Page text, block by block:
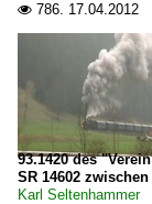
 786. 17.04.2012
93.1420 des
SR 14602
Karl Seltenhammer